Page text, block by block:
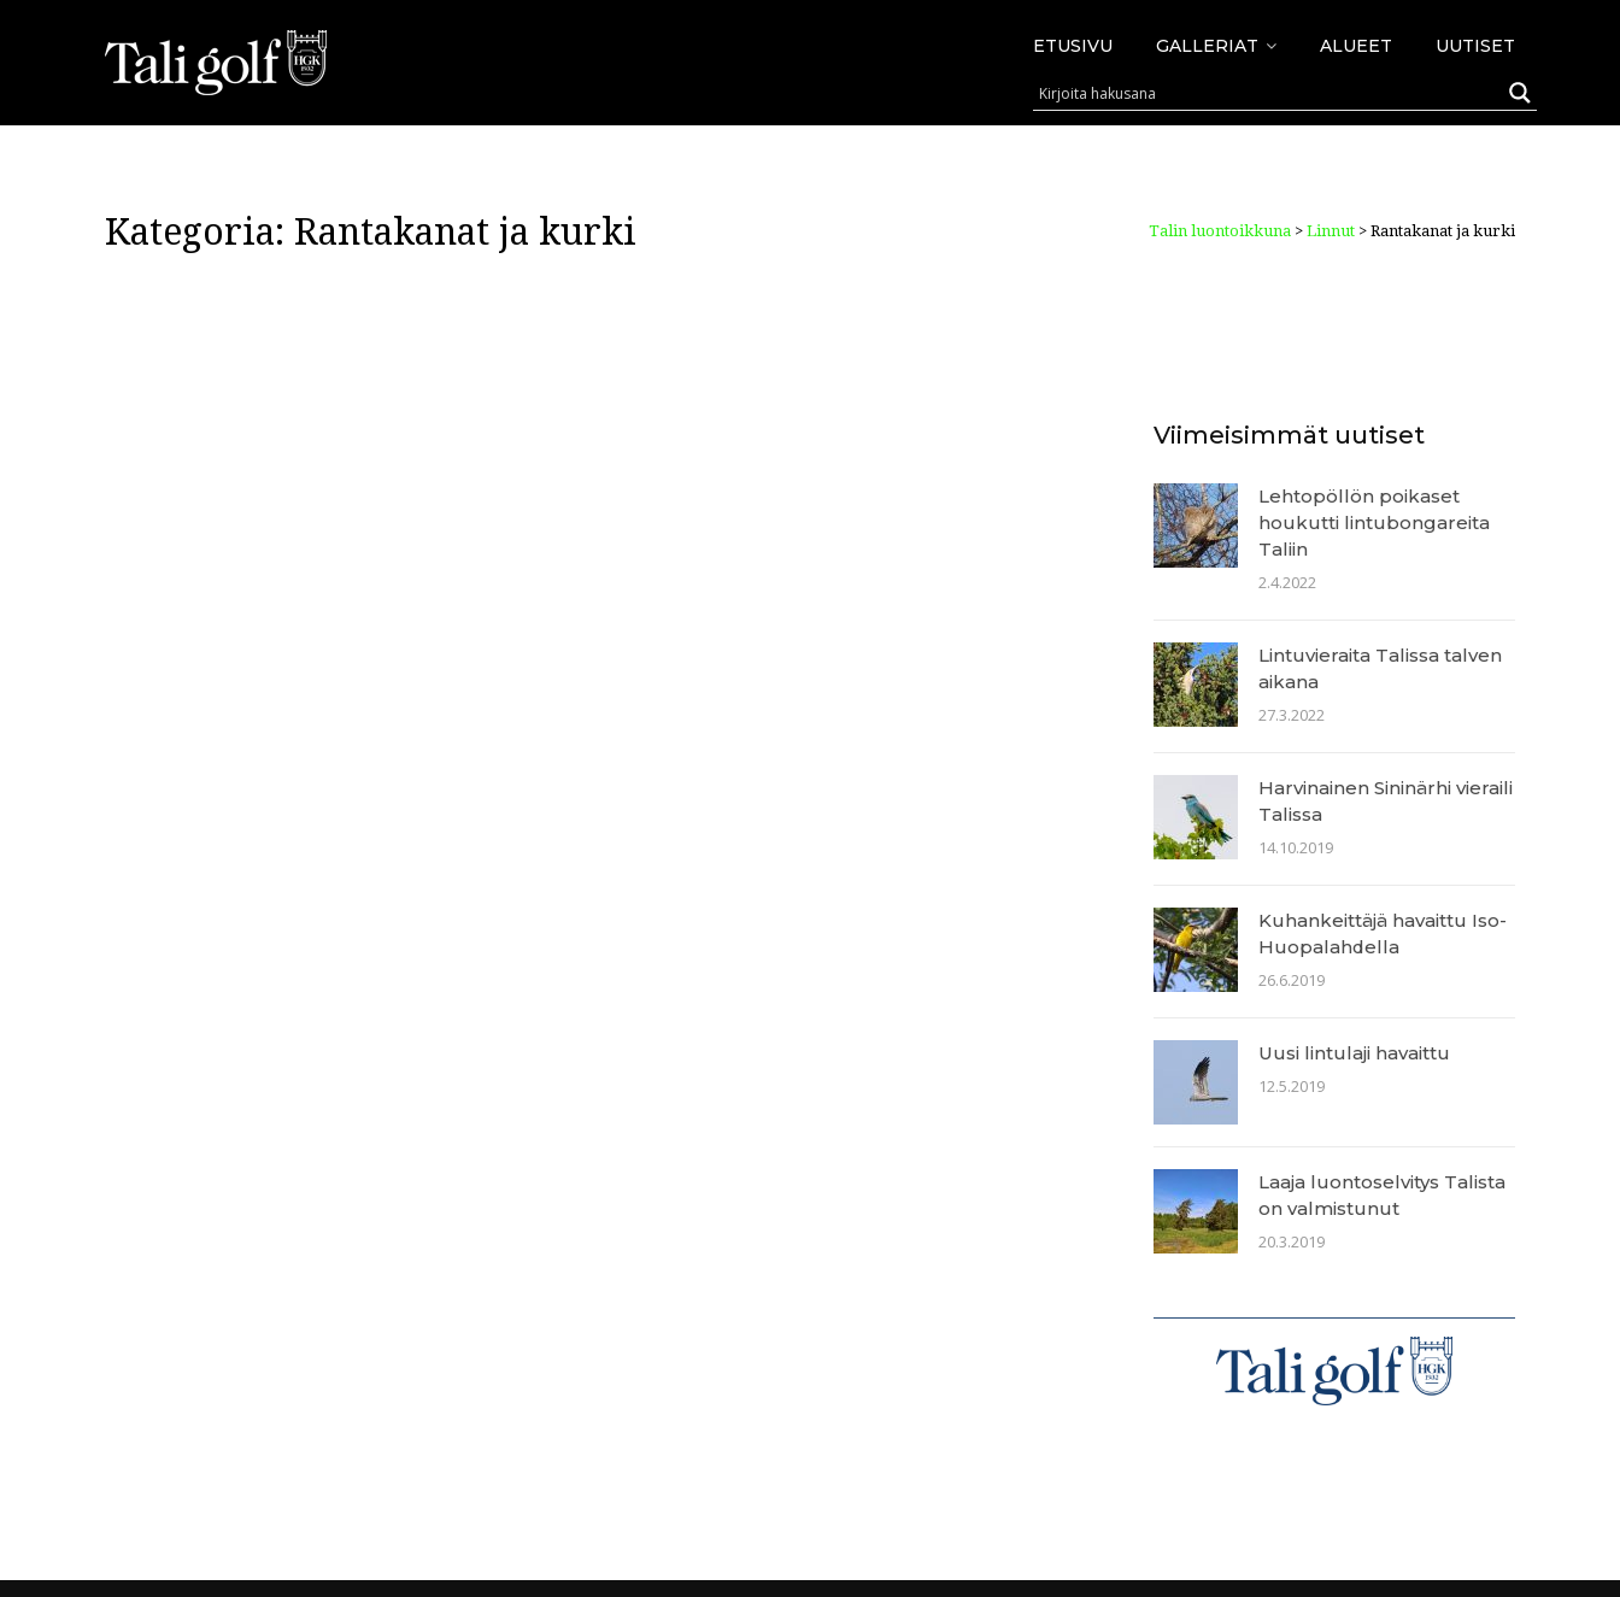
ETUSIVU GALLERIAT ALUEET UUTISET
Kategoria: Rantakanat ja kurki Talin luontoikkuna > Linnut > Rantakanat ja kurki
Viimeisimmät uutiset
Lehtopöllön poikaset
houkutti lintubongareita
Taliin
2.4.2022
Lintuvieraita Talissa talven
aikana
27.3.2022
Harvinainen Sininärhi vieraili
Talissa
14.10.2019
Kuhankeittäjä havaittu Iso-
Huopalahdella
26.6.2019
Uusi lintulaji havaittu
12.5.2019
Laaja luontoselvitys Talista
on valmistunut
20.3.2019